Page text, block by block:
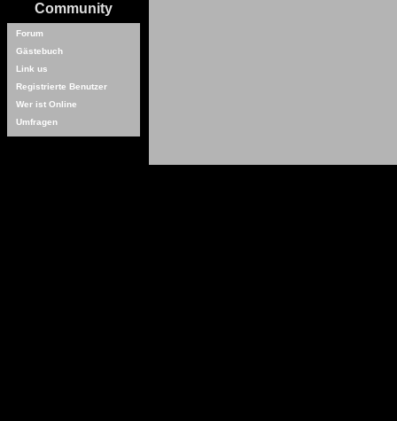
Community
Forum
Gästebuch
Link us
Registrierte Benutzer
Wer ist Online
Umfragen